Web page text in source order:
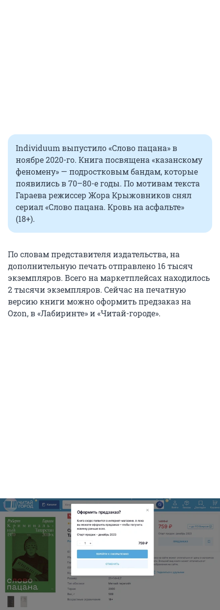
Individuum выпустило «Слово пацана» в
ноябре 2020-го. Книга посвящена «казанскому
феномену» — подростковым бандам, которые
появились в 70–80-е годы. По мотивам текста
Гараева режиссер Жора Крыжовников снял
сериал «Слово пацана. Кровь на асфальте»
(18+).
По словам представителя издательства, на
дополнительную печать отправлено 16 тысяч
экземпляров. Всего на маркетплейсах находилось
2 тысячи экземпляров. Сейчас на печатную
версию книги можно оформить предзаказ на
Ozon, в «Лабиринте» и «Читай-городе».